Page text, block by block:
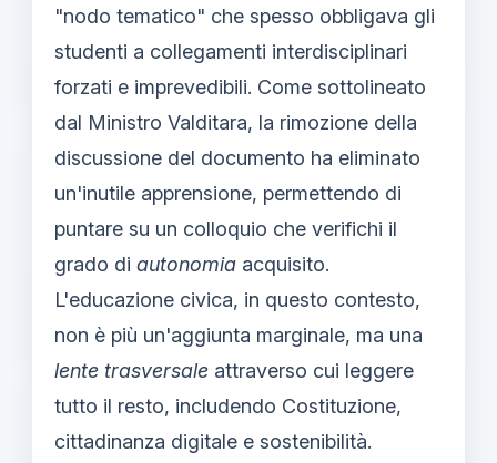
"nodo tematico" che spesso obbligava gli
studenti a collegamenti interdisciplinari
forzati e imprevedibili. Come sottolineato
dal Ministro Valditara, la rimozione della
discussione del documento ha eliminato
un'inutile apprensione, permettendo di
puntare su un colloquio che verifichi il
grado di autonomia acquisito.
L'educazione civica, in questo contesto,
non è più un'aggiunta marginale, ma una
lente trasversale attraverso cui leggere
tutto il resto, includendo Costituzione,
cittadinanza digitale e sostenibilità.